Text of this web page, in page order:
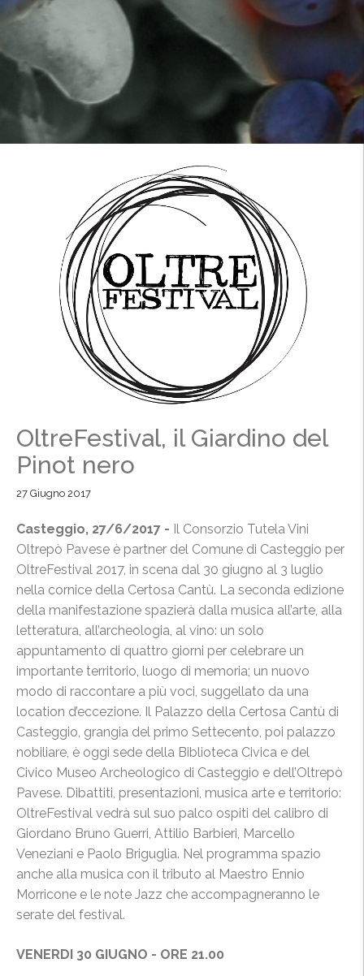
OltreFestival, il Giardino del
Pinot nero
27 Giugno 2017
Casteggio, 27/6/2017 - Il Consorzio Tutela Vini
Oltrepò Pavese è partner del Comune di Casteggio per
OltreFestival 2017, in scena dal 30 giugno al 3 luglio
nella cornice della Certosa Cantù. La seconda edizione
della manifestazione spazierà dalla musica all’arte, alla
letteratura, all’archeologia, al vino: un solo
appuntamento di quattro giorni per celebrare un
importante territorio, luogo di memoria; un nuovo
modo di raccontare a più voci, suggellato da una
location d’eccezione. Il Palazzo della Certosa Cantù di
Casteggio, grangia del primo Settecento, poi palazzo
nobiliare, è oggi sede della Biblioteca Civica e del
Civico Museo Archeologico di Casteggio e dell’Oltrepò
Pavese. Dibattiti, presentazioni, musica arte e territorio:
OltreFestival vedrà sul suo palco ospiti del calibro di
Giordano Bruno Guerri, Attilio Barbieri, Marcello
Veneziani e Paolo Briguglia. Nel programma spazio
anche alla musica con il tributo al Maestro Ennio
Morricone e le note Jazz che accompagneranno le
serate del festival.
VENERDI 30 GIUGNO - ORE 21.00